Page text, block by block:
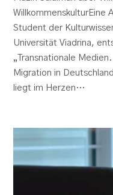
WillkommenskulturEine
Student der
Universität Viadrina,
„Transnationale
Migration in
liegt im Herzen…